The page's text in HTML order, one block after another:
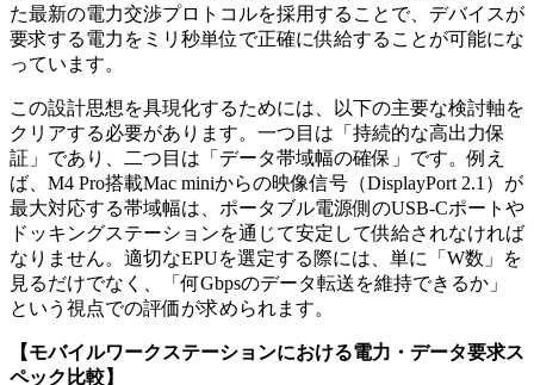
た最新の電力交渉プロトコルを採用することで、デバイスが
要求する電力をミリ秒単位で正確に供給することが可能にな
っています。
この設計思想を具現化するためには、以下の主要な検討軸を
クリアする必要があります。一つ目は「持続的な高出力保
証」であり、二つ目は「データ帯域幅の確保」です。例え
ば、M4 Pro搭載Mac miniからの映像信号（DisplayPort 2.1）が
最大対応する帯域幅は、ポータブル電源側のUSB-Cポートや
ドッキングステーションを通じて安定して供給されなければ
なりません。適切なEPUを選定する際には、単に「W数」を
見るだけでなく、「何Gbpsのデータ転送を維持できるか」
という視点での評価が求められます。
【モバイルワークステーションにおける電力・データ要求ス
ペック比較】